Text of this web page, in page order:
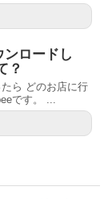
ロードし
？
ら どのお店に行
です。 ...